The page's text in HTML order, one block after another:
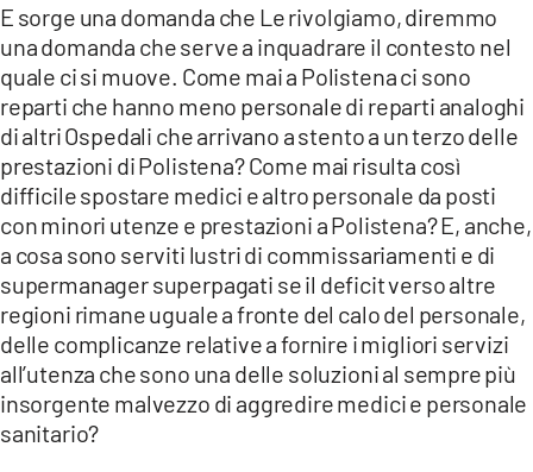
E sorge una domanda che Le rivolgiamo, diremmo
una domanda che serve a inquadrare il contesto nel
quale ci si muove. Come mai a Polistena ci sono
reparti che hanno meno personale di reparti analoghi
di altri Ospedali che arrivano a stento a un terzo delle
prestazioni di Polistena? Come mai risulta così
difficile spostare medici e altro personale da posti
con minori utenze e prestazioni a Polistena? E, anche,
a cosa sono serviti lustri di commissariamenti e di
supermanager superpagati se il deficit verso altre
regioni rimane uguale a fronte del calo del personale,
delle complicanze relative a fornire i migliori servizi
all’utenza che sono una delle soluzioni al sempre più
insorgente malvezzo di aggredire medici e personale
sanitario?